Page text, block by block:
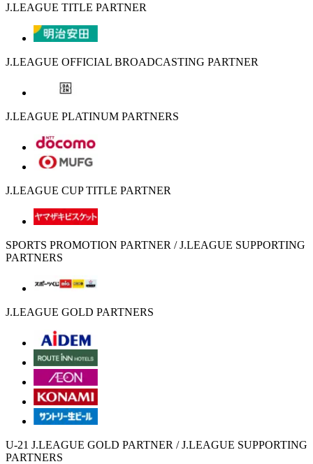
J.LEAGUE TITLE PARTNER
J.LEAGUE OFFICIAL BROADCASTING PARTNER
J.LEAGUE PLATINUM PARTNERS
J.LEAGUE CUP TITLE PARTNER
SPORTS PROMOTION PARTNER / J.LEAGUE SUPPORTING
PARTNERS
J.LEAGUE GOLD PARTNERS
U-21 J.LEAGUE GOLD PARTNER / J.LEAGUE SUPPORTING
PARTNERS